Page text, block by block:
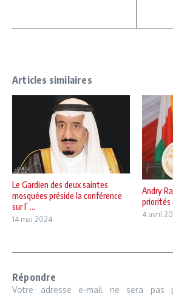
Articles similaires
Le Gardien des deux saintes
mosquées préside la conférence
sur l’ ...
14 mai 2024
Andry
priorités
4 avril
Répondre
Votre adresse e-mail ne sera pas